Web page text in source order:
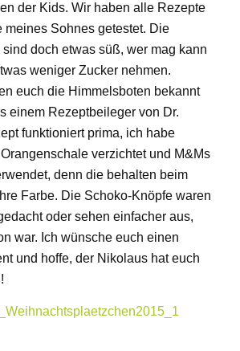
der Kids. Wir haben alle Rezepte
meines Sohnes getestet. Die
doch etwas süß, wer mag kann
weniger Zucker nehmen.
euch die Himmelsboten bekannt
einem Rezeptbeileger von Dr.
funktioniert prima, ich habe
verzichtet und M&Ms
denn die behalten beim
Farbe. Die Schoko-Knöpfe waren
oder sehen einfacher aus,
war. Ich wünsche euch einen
und hoffe, der Nikolaus hat euch